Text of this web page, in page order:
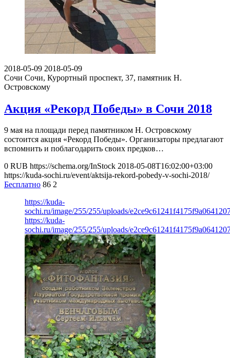
2018-05-09 2018-05-09
Сочи Сочи, Курортный проспект, 37, памятник Н.
Островскому
Акция «Рекорд Победы» в Сочи 2018
9 мая на площади перед памятником Н. Островскому
состоится акция «Рекорд Победы». Организаторы предлагают
вспомнить и поблагодарить своих предков…
0 RUB https://schema.org/InStock 2018-05-08T16:02:00+03:00
https://kuda-sochi.ru/event/aktsija-rekord-pobedy-v-sochi-2018/
Бесплатно 86 2
https://kuda-
sochi.ru/image/255/255/uploads/
https://kuda-
sochi.ru/image/255/255/uploads/